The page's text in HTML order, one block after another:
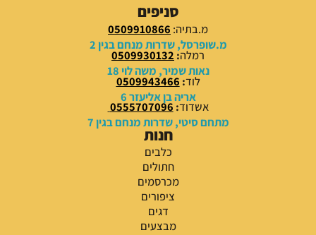
סניפים
מ.בתיה: 0509910866
מ.שופרסל, שדרות מנחם בגין 2
רמלה:
0509930132
נאות שמיר, משה לוי 18
לוד:
0509943466
אריה בן אליעזר 6
אשדוד:
0555707096
מתחם סיטי, שדרות מנחם בגין 7
חנות
כלבים
חתולים
מכרסמים
ציפורים
דגים
מבצעים